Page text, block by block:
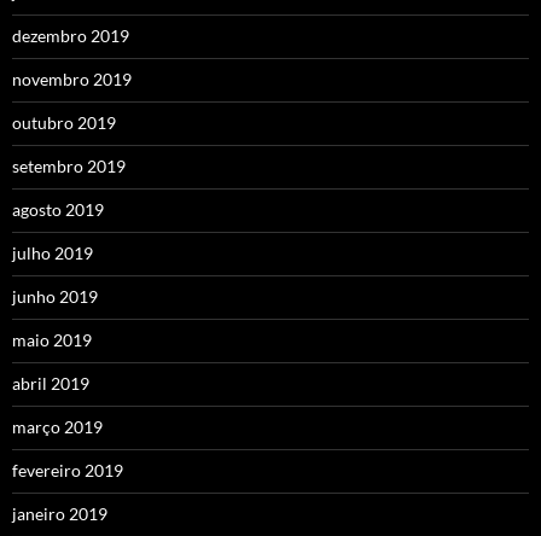
dezembro 2019
novembro 2019
outubro 2019
setembro 2019
agosto 2019
julho 2019
junho 2019
maio 2019
abril 2019
março 2019
fevereiro 2019
janeiro 2019